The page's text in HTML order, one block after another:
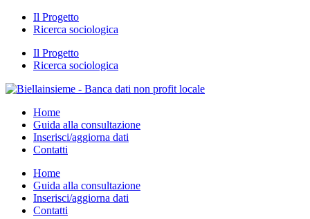
Il Progetto
Ricerca sociologica
Il Progetto
Ricerca sociologica
Home
Guida alla consultazione
Inserisci/aggiorna dati
Contatti
Home
Guida alla consultazione
Inserisci/aggiorna dati
Contatti